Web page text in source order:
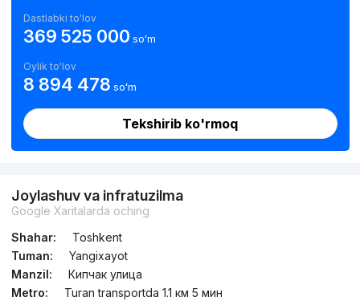
Dastlabki to'lov
369 525 000 soʻm
Oylik to'lov
8 894 478 soʻm
Tekshirib ko'rmoq
Joylashuv va infratuzilma
Google Xaritalarda oching
Shahar:
Toshkent
Tuman:
Yangixayot
Manzil:
Кипчак улица
Metro:
Turan transportda 1.1 км 5 мин